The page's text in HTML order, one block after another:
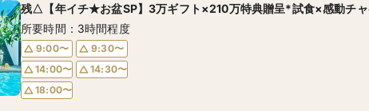
残△【年イチ★お盆SP】3万ギフト×210万特典贈呈*試食×感動チ
所要時間：3時間程度
9:00〜
9:30〜
14:00〜
14:30〜
18:00〜